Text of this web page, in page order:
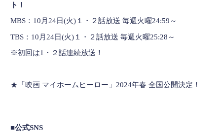
ト！
MBS：10月24日(火)１・２話放送 毎週火曜24:59～
TBS：10月24日(火)１・２話放送 毎週火曜25:28～
※初回は1・２話連続放送！
★「映画 マイホームヒーロー」2024年春 全国公開決定！
■公式SNS